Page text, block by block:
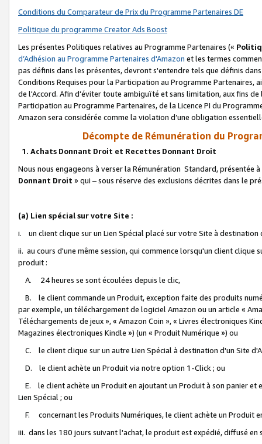
Conditions du Comparateur de Prix du Programme Partenaires DE
Politique du programme Creator Ads Boost
Les présentes Politiques relatives au Programme Partenaires («
d’Adhésion au Programme Partenaires d'Amazon et les termes
pas définis dans les présentes, devront s'entendre tels que définis
Conditions Requises pour la Participation au Programme Partenaires,
de l'Accord. Afin d’éviter toute ambiguïté et sans limitation, aux fins
Participation au Programme Partenaires, de la Licence PI du
Amazon sera considérée comme la violation d’une obligation
Décompte de Rémunération du
1. Achats Donnant Droit et Recettes Donnant Droit
Nous nous engageons à verser la Rémunération Standard, présentée
Donnant Droit » qui – sous réserve des exclusions décrites dans le
(a) Lien spécial sur votre Site :
i. un client clique sur un Lien Spécial placé sur votre Site à destination
ii. au cours d'une même session, qui commence lorsqu'un client
produit :
A. 24 heures se sont écoulées depuis le clic,
B. le client commande un Produit, exception faite des produits
par exemple, un téléchargement de logiciel Amazon ou un article «
Téléchargements de jeux », « Amazon Coin », « Livres électroniques
Magazines électroniques Kindle ») (un « Produit Numérique ») ou
C. le client clique sur un autre Lien Spécial à destination d'un Site
D. le client achète un Produit via notre option 1-Click ; ou
E. le client achète un Produit en ajoutant un Produit à son panier et
Lien Spécial ; ou
F. concernant les Produits Numériques, le client achète un Produit
iii. dans les 180 jours suivant l'achat, le produit est expédié, diffusé